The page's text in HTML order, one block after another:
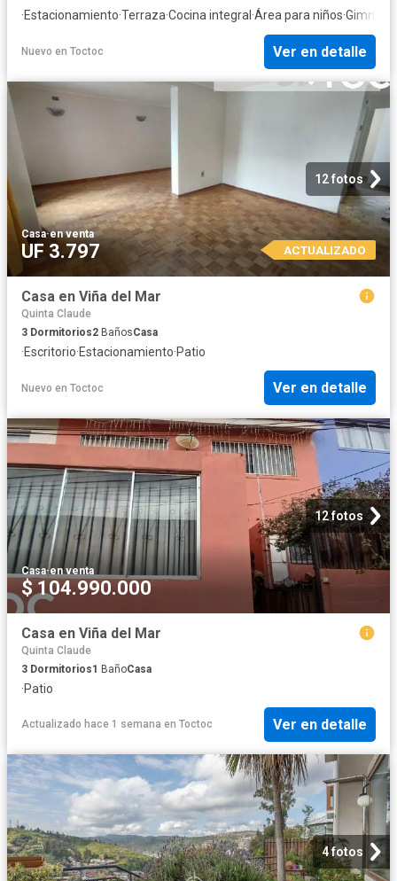
·Estacionamiento·Terraza·Cocina integral ·Área para niños·Gimnasio
Nuevo en Toctoc Ver en detalle
12 fotos
Casa·en venta
UF 3.797 ACTUALIZADO
Casa en Viña del Mar
Quinta Claude
3 Dormitorios2 BañosCasa
·Escritorio·Estacionamiento·Patio
Nuevo en Toctoc Ver en detalle
12 fotos
Casa·en venta
$ 104.990.000
Casa en Viña del Mar
Quinta Claude
3 Dormitorios1 BañoCasa
·Patio
Actualizado hace 1 semana en Toctoc Ver en detalle
4 fotos